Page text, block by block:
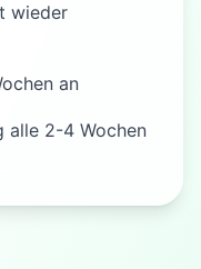
wieder
an
alle 2-4 Wochen